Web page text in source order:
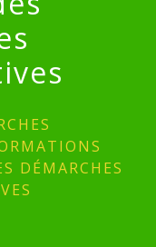
DÉMARCHES